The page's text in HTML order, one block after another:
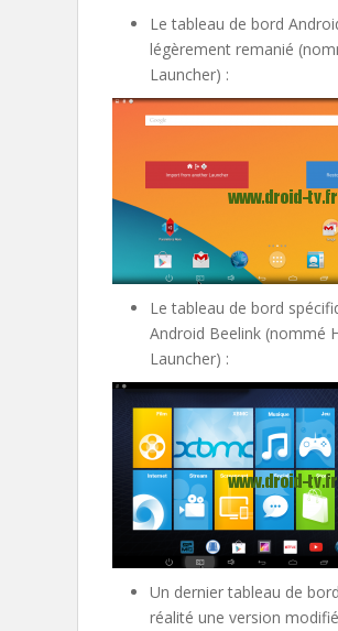
Le tableau de bord
légèrement remanié
Launcher) :
Le tableau de bord
Android Beelink (nommé
Launcher) :
Un dernier tableau de
réalité une version